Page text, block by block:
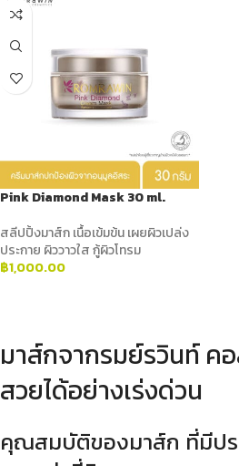
Pink Diamond Mask 30 ml.
สลีปปิ้งมาส์ก เนื้อเข้มข้น เผยผิวเปล่ง
ประกาย ผิววาวใส กู้ผิวโทรม
฿1,000.00
มาส์กจากรมย์รวินท์ ค
สวยได้อย่างเร่งด่วน
คุณสมบัติของมาส์ก ที่มีปร